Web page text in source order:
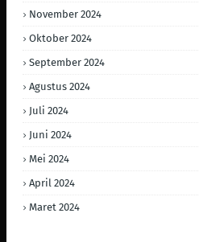
November 2024
Oktober 2024
September 2024
Agustus 2024
Juli 2024
Juni 2024
Mei 2024
April 2024
Maret 2024